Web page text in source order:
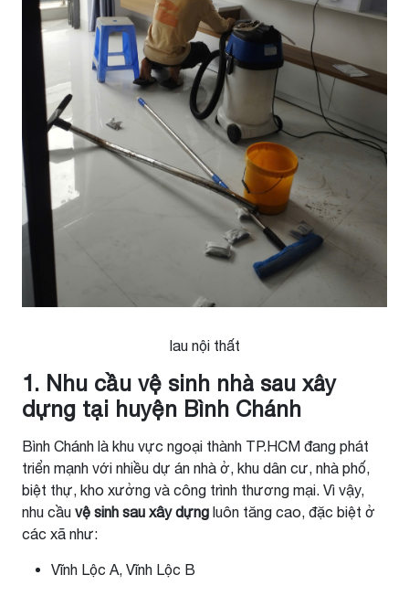
lau nội thất
1. Nhu cầu vệ sinh nhà sau xây
dựng tại huyện Bình Chánh
Bình Chánh là khu vực ngoại thành TP.HCM đang phát
triển mạnh với nhiều dự án nhà ở, khu dân cư, nhà phố,
biệt thự, kho xưởng và công trình thương mại. Vì vậy,
nhu cầu vệ sinh sau xây dựng luôn tăng cao, đặc biệt ở
các xã như:
Vĩnh Lộc A, Vĩnh Lộc B